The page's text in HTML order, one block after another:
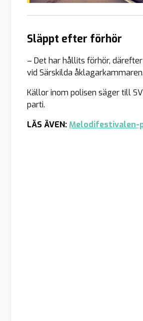
Släppt efter förhör
– Det har hållits förhör,
vid Särskilda åklagarkammaren.
Källor inom polisen säger till
parti.
LÄS ÄVEN:Melodifestivalen-